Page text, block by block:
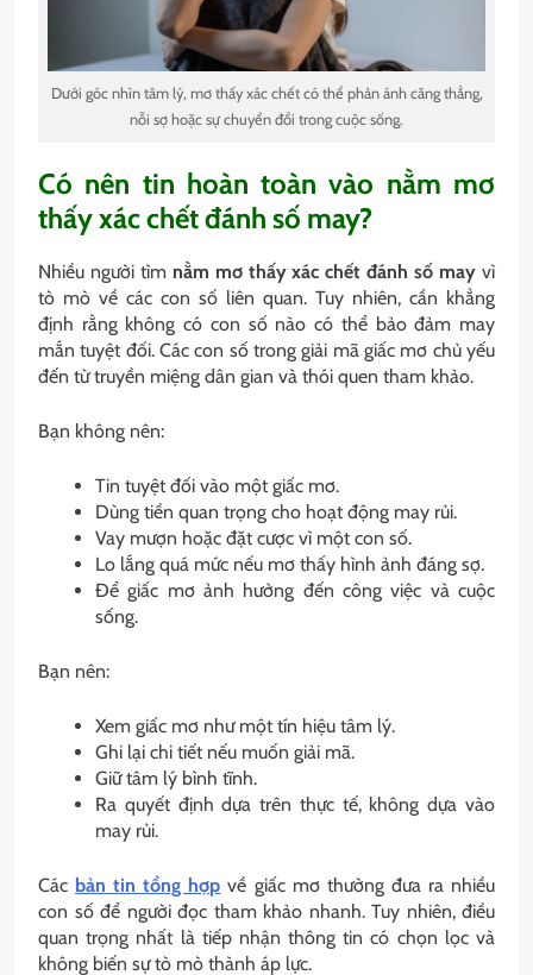
Dưới góc nhìn tâm lý, mơ thấy xác chết có thể phản ánh căng thẳng,
nỗi sợ hoặc sự chuyển đổi trong cuộc sống.
Có nên tin hoàn toàn vào nằm mơ
thấy xác chết đánh số may?
Nhiều người tìm nằm mơ thấy xác chết đánh số may vì
tò mò về các con số liên quan. Tuy nhiên, cần khẳng
định rằng không có con số nào có thể bảo đảm may
mắn tuyệt đối. Các con số trong giải mã giấc mơ chủ yếu
đến từ truyền miệng dân gian và thói quen tham khảo.
Bạn không nên:
Tin tuyệt đối vào một giấc mơ.
Dùng tiền quan trọng cho hoạt động may rủi.
Vay mượn hoặc đặt cược vì một con số.
Lo lắng quá mức nếu mơ thấy hình ảnh đáng sợ.
Để giấc mơ ảnh hưởng đến công việc và cuộc
sống.
Bạn nên:
Xem giấc mơ như một tín hiệu tâm lý.
Ghi lại chi tiết nếu muốn giải mã.
Giữ tâm lý bình tĩnh.
Ra quyết định dựa trên thực tế, không dựa vào
may rủi.
Các bản tin tổng hợp về giấc mơ thường đưa ra nhiều
con số để người đọc tham khảo nhanh. Tuy nhiên, điều
quan trọng nhất là tiếp nhận thông tin có chọn lọc và
không biến sự tò mò thành áp lực.